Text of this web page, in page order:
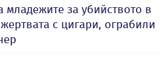
младежите за убийството в
с цигари, ограбили